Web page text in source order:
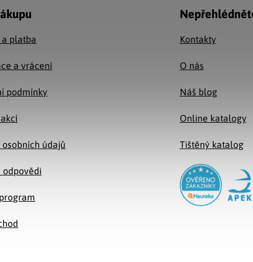
platba
a vrácení
podmínky
údajů
odpovědi
Kontakty
O nás
Náš blog
Online katalogy
Tištěný katalog